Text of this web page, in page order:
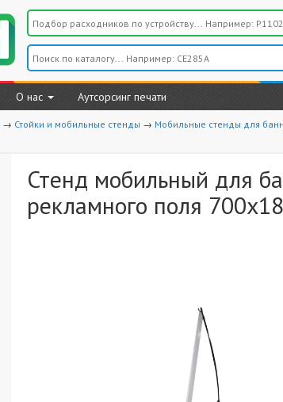
О нас Аутсорсинг печати
→ Стойки и мобильные стенды → Мобильные стенды для
Стенд мобильный для
рекламного поля